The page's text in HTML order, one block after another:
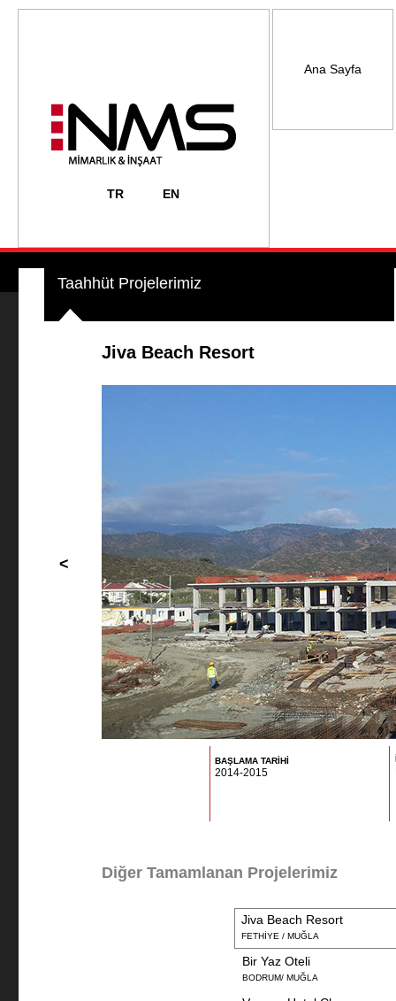
Ana Sayfa
TR EN
Taahhüt Projelerimiz
Jiva Beach Resort
<
BAŞLAMA TARİHİ
2014-2015
Diğer Tamamlanan Projelerimiz
Jiva Beach Resort
FETHİYE / MUĞLA
Bir Yaz Oteli
BODRUM/ MUĞLA